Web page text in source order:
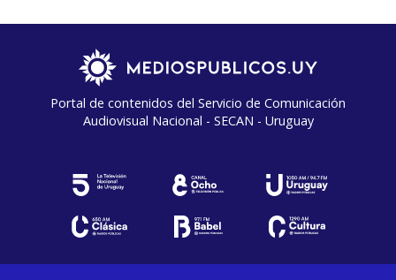
Portal de contenidos del Servicio de Comunicación
Audiovisual Nacional - SECAN - Uruguay